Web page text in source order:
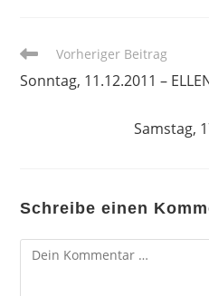
Weitere
ansehen
Vorheriger Beitrag
Sonntag, 11.12.2011 –
Samstag,
Schreibe einen
Kommentar